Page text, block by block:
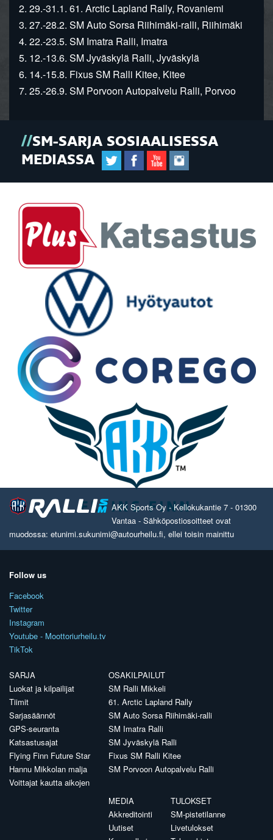
2. 29.-31.1. 61. Arctic Lapland Rally, Rovaniemi
3. 27.-28.2. SM Auto Sorsa Riihimäki-ralli, Riihimäki
4. 22.-23.5. SM Imatra Ralli, Imatra
5. 12.-13.6. SM Jyväskylä Ralli, Jyväskylä
6. 14.-15.8. Fixus SM Ralli Kitee, Kitee
7. 25.-26.9. SM Porvoon Autopalvelu Ralli, Porvoo
SM-SARJA SOSIAALISESSA
MEDIASSA
AKK Sports Oy - Kellokukantie 7 - 01300
Vantaa - Sähköpostiosoitteet ovat
muodossa: etunimi.sukunimi@autourheilu.fi, ellei toisin mainittu
Follow us
Facebook
Twitter
Instagram
Youtube - Moottoriurheilu.tv
TikTok
SARJA
Luokat ja kilpailijat
Tiimit
Sarjasäännöt
GPS-seuranta
Katsastusajat
Flying Finn Future Star
Hannu Mikkolan malja
Voittajat kautta aikojen
OSAKILPAILUT
SM Ralli Mikkeli
61. Arctic Lapland Rally
SM Auto Sorsa Riihimäki-ralli
SM Imatra Ralli
SM Jyväskylä Ralli
Fixus SM Ralli Kitee
SM Porvoon Autopalvelu Ralli
MEDIA
Akkreditointi
Uutiset
TULOKSET
SM-pistetilanne
Livetulokset